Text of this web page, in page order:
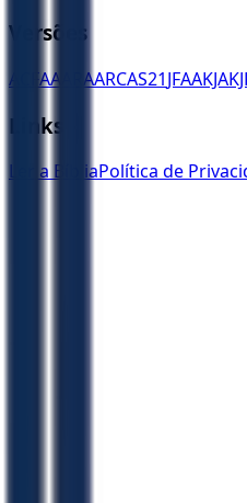
Versões
ACFAA ARAARCAS21JFAAKJA
Links
Ler a BíbliaPolítica de